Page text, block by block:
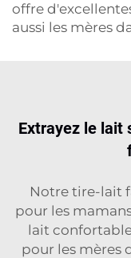
offre
aussi les mères
Extrayez le lait
Notre tire-lait
pour les
lait
pour les mères